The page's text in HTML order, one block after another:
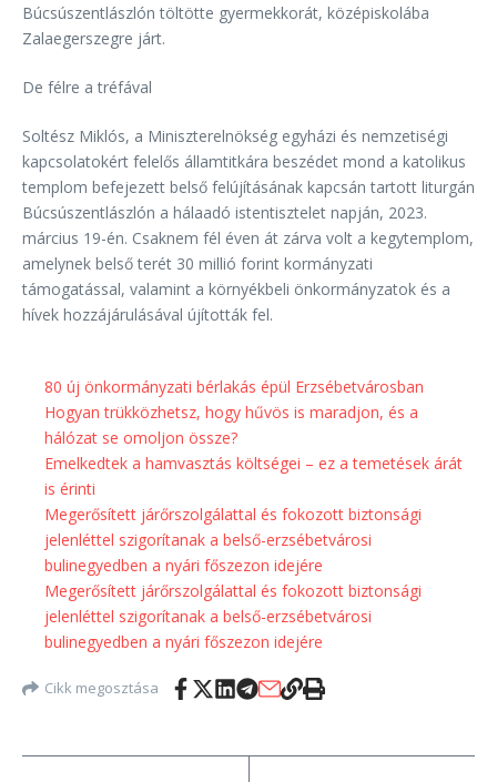
Búcsúszentlászlón töltötte gyermekkorát, középiskolába
Zalaegerszegre járt.
De félre a tréfával
Soltész Miklós, a Miniszterelnökség egyházi és nemzetiségi
kapcsolatokért felelős államtitkára beszédet mond a katolikus
templom befejezett belső felújításának kapcsán tartott liturgán
Búcsúszentlászlón a hálaadó istentisztelet napján, 2023.
március 19-én. Csaknem fél éven át zárva volt a kegytemplom,
amelynek belső terét 30 millió forint kormányzati
támogatással, valamint a környékbeli önkormányzatok és a
hívek hozzájárulásával újították fel.
80 új önkormányzati bérlakás épül Erzsébetvárosban
Hogyan trükközhetsz, hogy hűvös is maradjon, és a
hálózat se omoljon össze?
Emelkedtek a hamvasztás költségei – ez a temetések árát
is érinti
Megerősített járőrszolgálattal és fokozott biztonsági
jelenléttel szigorítanak a belső-erzsébetvárosi
bulinegyedben a nyári főszezon idejére
Megerősített járőrszolgálattal és fokozott biztonsági
jelenléttel szigorítanak a belső-erzsébetvárosi
bulinegyedben a nyári főszezon idejére
Cikk megosztása